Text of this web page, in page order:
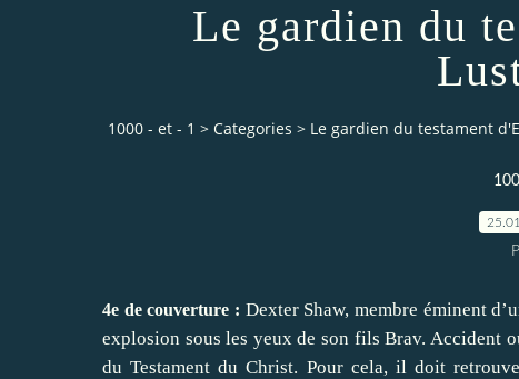
Le gardien du
1000 - et - 1 > Categories > Le gardien du testament
4e de couverture : Dexter Shaw, membre éminent
explosion sous les yeux de son fils Brav. Accident
du Testament du Christ. Pour cela, il doit